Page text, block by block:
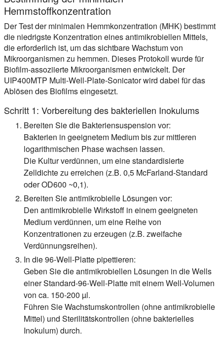
Hemmstoffkonzentration
Der Test der minimalen Hemmkonzentration (MHK) bestimmt
die niedrigste Konzentration eines antimikrobiellen Mittels,
die erforderlich ist, um das sichtbare Wachstum von
Mikroorganismen zu hemmen. Dieses Protokoll wurde für
Biofilm-assoziierte Mikroorganismen entwickelt. Der
UIP400MTP Multi-Well-Plate-Sonicator wird dabei für das
Ablösen des Biofilms eingesetzt.
Schritt 1: Vorbereitung des bakteriellen Inokulums
Bereiten Sie die Bakteriensuspension vor:
Bakterien in geeignetem Medium bis zur mittleren
logarithmischen Phase wachsen lassen.
Die Kultur verdünnen, um eine standardisierte
Zelldichte zu erreichen (z.B. 0,5 McFarland-Standard
oder OD600 ~0,1).
Bereiten Sie antimikrobielle Lösungen vor:
Den antimikrobielle Wirkstoff in einem geeigneten
Medium verdünnen, um eine Reihe von
Konzentrationen zu erzeugen (z.B. zweifache
Verdünnungsreihen).
In die 96-Well-Platte pipettieren:
Geben Sie die antimikrobiellen Lösungen in die Wells
einer Standard-96-Well-Platte mit einem Well-Volumen
von ca. 150-200 µl.
Führen Sie Wachstumskontrollen (ohne antimikrobielle
Mittel) und Sterilitätskontrollen (ohne bakterielles
Inokulum) durch.